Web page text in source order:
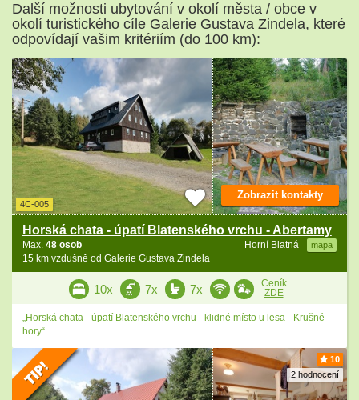
Další možnosti ubytování v okolí města / obce v
okolí turistického cíle Galerie Gustava Zindela, které
odpovídají vašim kritériím (do 100 km):
4C-005
Horská chata - úpatí Blatenského vrchu - Abertamy
Horní Blatná mapa
Max. 48 osob
15 km vzdušně od Galerie Gustava Zindela
Zobrazit kontakty
10x 7x 7x
Ceník
ZDE
„Horská chata - úpatí Blatenského vrchu - klidné místo u lesa - Krušné
hory“
10
2 hodnocení